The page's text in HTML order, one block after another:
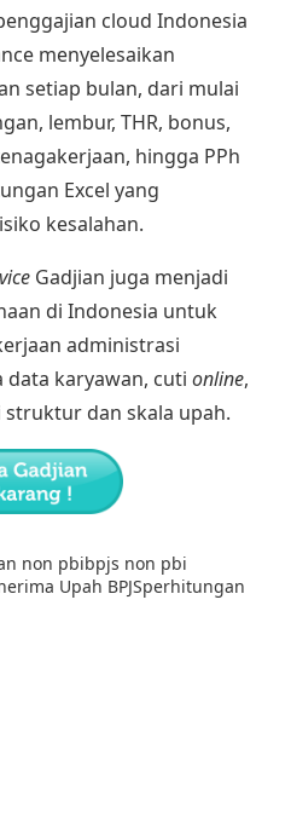
cloud Indonesia
menyelesaikan
setiap bulan, dari mulai
, lembur, THR, bonus,
hingga PPh
Excel yang
kesalahan.
Gadjian juga menjadi
di Indonesia untuk
administrasi
data karyawan, cuti online,
struktur dan skala upah.
non pbibpjs non pbi
Upah BPJSperhitungan